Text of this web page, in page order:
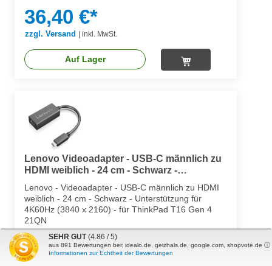
36,40 €*
zzgl. Versand inkl. MwSt.
Auf Lager
Lenovo Videoadapter - USB-C männlich zu
HDMI weiblich - 24 cm - Schwarz -
Lenovo - Videoadapter - USB-C männlich zu HDMI
weiblich - 24 cm - Schwarz - Unterstützung für
4K60Hz (3840 x 2160) - für ThinkPad T16 Gen 4
21QN
28,77 €*
zzgl. Versand
SEHR GUT (4.86 / 5)
aus 891 Bewertungen bei: idealo.de, geizhals.de, google.com, shopvote.de ⓘ
Informationen zur Echtheit der Bewertungen